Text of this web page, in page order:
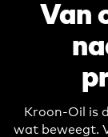
Van
Kroon-Oil is
wat beweegt.